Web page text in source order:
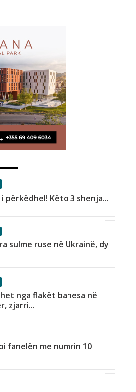
i përkëdhel! Këto 3 shenja...
sulme ruse në Ukrainë, dy
nga flakët banesa në
zjarri...
fanelën me numrin 10